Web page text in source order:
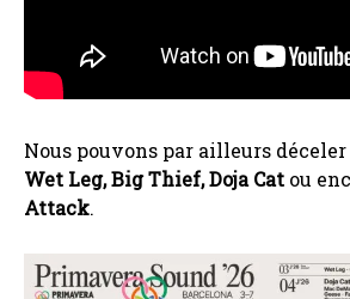
Nous pouvons par ailleurs
Wet Leg, Big Thief, Doja Cat ou
Attack.